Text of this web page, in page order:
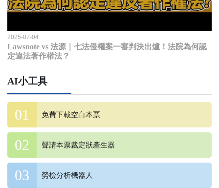
2025-07-04
Lawsnote vs 法源｜七法侵權案一審判決出爐！法院為何認
定違法著作權法？
AI小工具
免費下載空白本票
聲請本票裁定狀產生器
勞檢分析機器人